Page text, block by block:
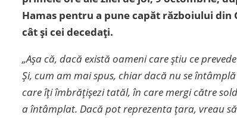
Hamas pentru a pune capăt războiului
cât și cei decedați.
„Așa că, dacă există oameni care știu ce
Și, cum am mai spus, chiar dacă nu se
care îți îmbrățișezi tatăl, în care mergi către
a întâmplat. Dacă pot reprezenta țara, vreau